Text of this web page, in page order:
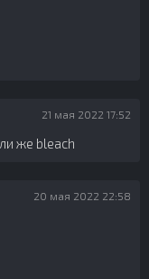
21 мая 2022 17:52
же bleach
20 мая 2022 22:58